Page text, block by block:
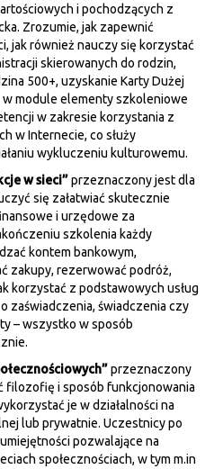
i pochodzących z
Zrozumie, jak zapewnić
jak również nauczy się korzystać
skierowanych do rodzin,
500+, uzyskanie Karty Dużej
module elementy szkoleniowe
w zakresie korzystania z
w Internecie, co służy
wykluczeniu kulturowemu.
w sieci”przeznaczony jest dla
się załatwiać skutecznie
i urzędowe za
szkolenia każdy
kontem bankowym,
zakupy, rezerwować podróż,
korzystać z podstawowych usług
zaświadczenia, świadczenia czy
– wszystko w sposób
przeznaczony
filozofię i sposób funkcjonowania
je w działalności na
lub prywatnie. Uczestnicy po
pozwalające na
społecznościach, w tym m.in